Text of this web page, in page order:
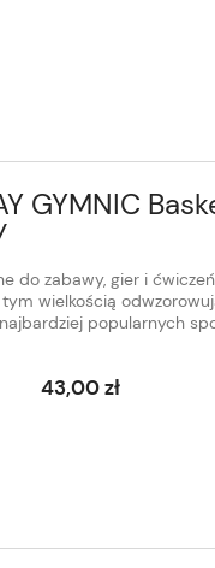
GYMNIC
do zabawy, gier i
wielkością
popularnych
43,00 zł